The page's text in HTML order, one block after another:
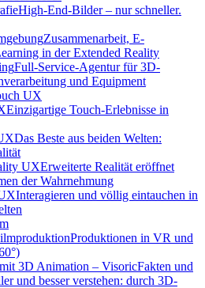
High-End-Bilder – nur schneller.
Zusammenarbeit, E-
in der Extended Reality
Full-Service-Agentur für 3D-
und Equipment
UX
Einzigartige Touch-Erlebnisse in
Das Beste aus beiden Welten:
UXErweiterte Realität eröffnet
der Wahrnehmung
Interagieren und völlig eintauchen in
Produktionen in VR und
3D Animation – VisoricFakten und
und besser verstehen: durch 3D-